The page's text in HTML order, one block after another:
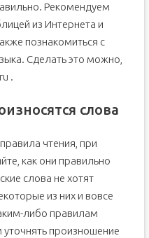
Рекомендуем
из Интернета и
познакомиться с
Сделать это можно,
.
слова
чтения, при
как они правильно
слова не хотят
из них и вовсе
либо правилам
произношение